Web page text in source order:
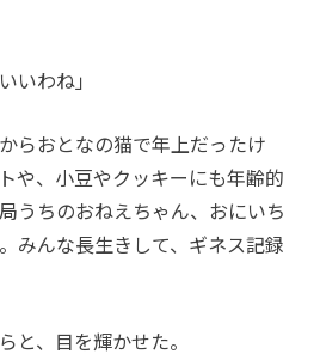
いわね」
らおとなの猫で年上だったけ
や、小豆やクッキーにも年齢的
うちのおねえちゃん、おにいち
みんな長生きして、ギネス記録
と、目を輝かせた。